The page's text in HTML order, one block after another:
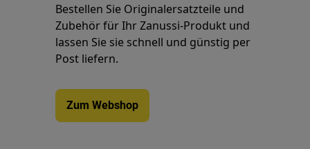
Bestellen Sie Originalersatzteile und
Zubehör für Ihr Zanussi-Produkt und
lassen Sie sie schnell und günstig per
Post liefern.
Zum Webshop